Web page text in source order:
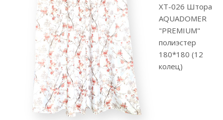
XT-026 Штора
AQUADOMER
"PREMIUM"
полиэстер
180*180 (12
колец)